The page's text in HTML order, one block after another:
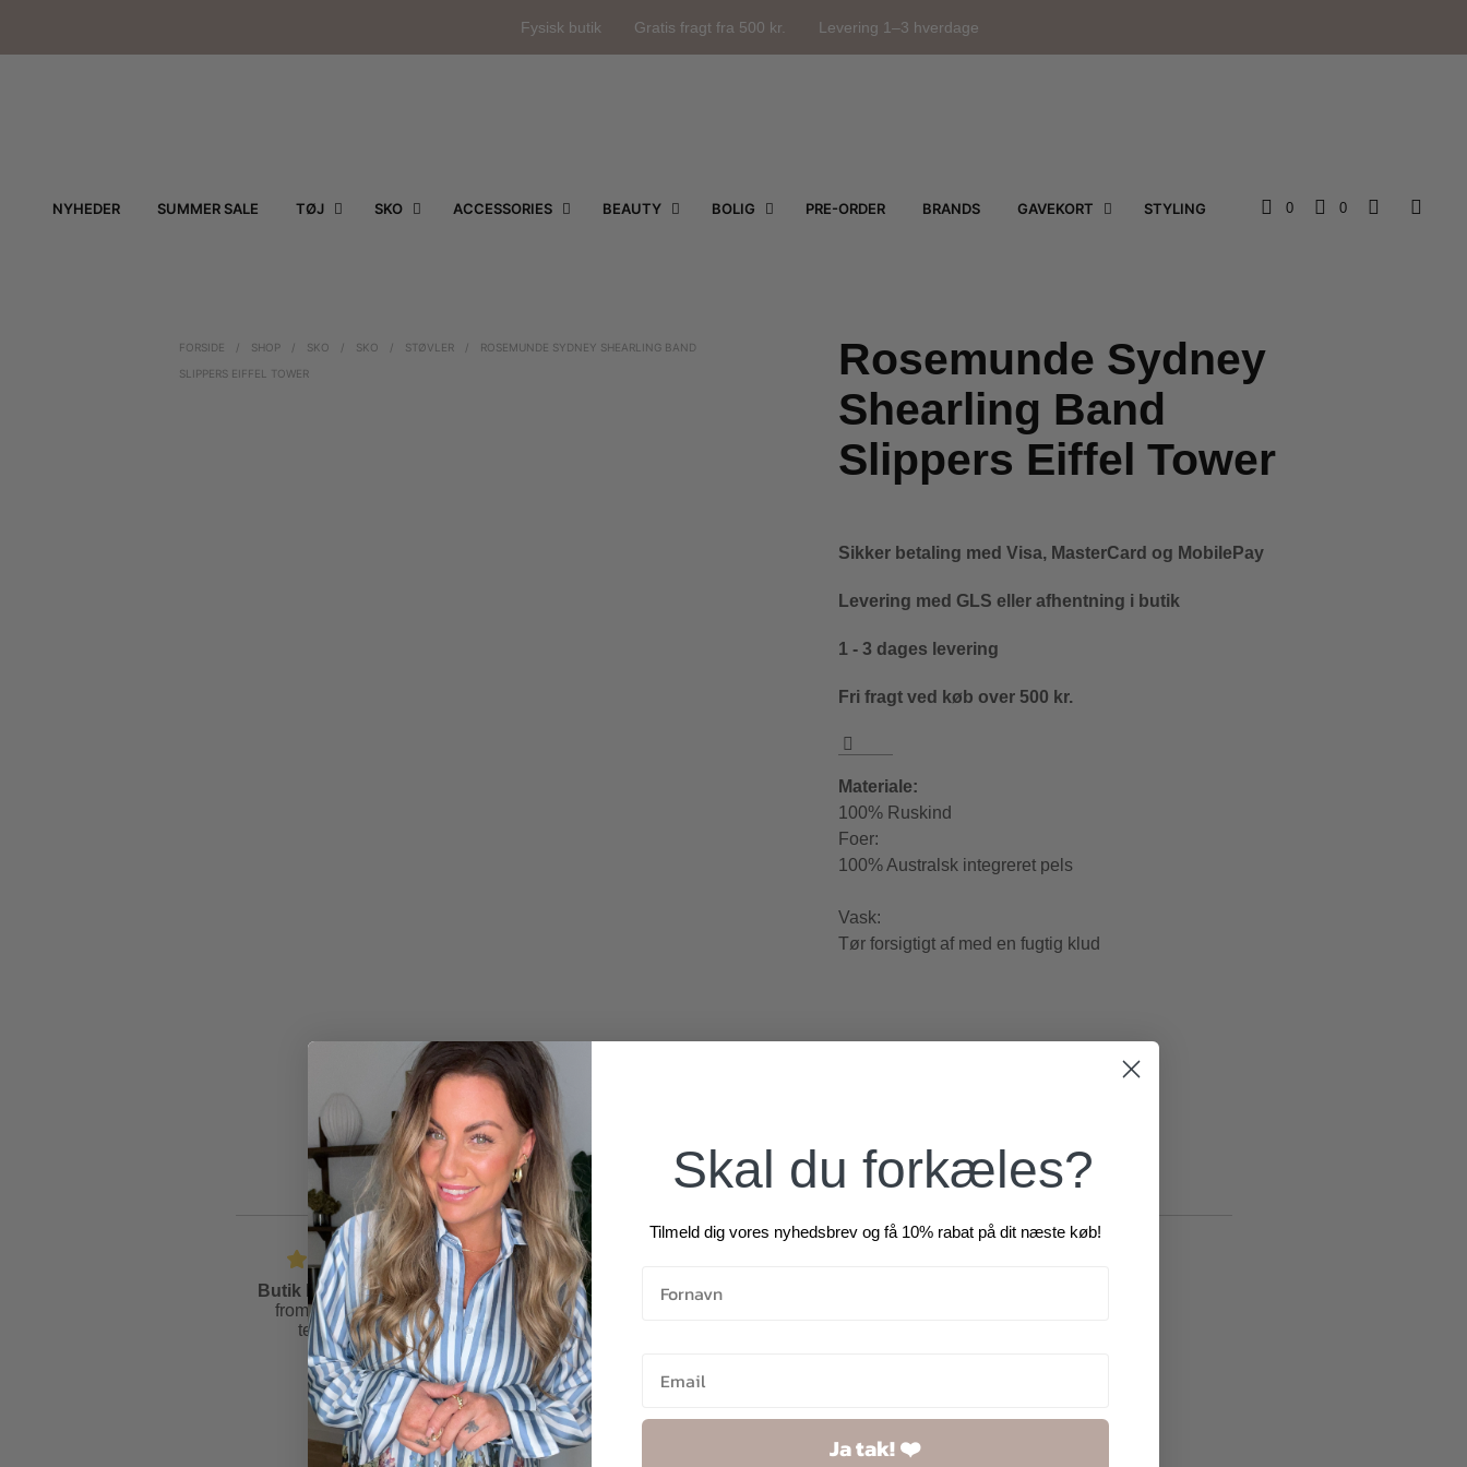
Fysisk butik Gratis fragt fra 500 kr. Levering 1–3 hverdage
NYHEDER SUMMER SALE TØJ SKO ACCESSORIES BEAUTY BOLIG PRE-ORDER BRANDS GAVEKORT STYLING 0 0
FORSIDE / SHOP / SKO / SKO / STØVLER /
ROSEMUNDE SYDNEY SHEARLING BAND
SLIPPERS EIFFEL TOWER
Rosemunde Sydney
Shearling Band
Slippers Eiffel Tower
Sikker betaling med Visa, MasterCard og MobilePay
Levering med GLS eller afhentning i butik
1 - 3 dages levering
Fri fragt ved køb over 500 kr.
Materiale:
100% Ruskind
Foer:
100% Australsk integreret pels
Vask:
Tør forsigtigt af med en fugtig klud
Butik Friisis rated4.6
from81reviews &
testimonials
Skal du forkæles?
Tilmeld dig vores nyhedsbrev og få 10% rabat på dit næste køb!
Ja tak! ❤️